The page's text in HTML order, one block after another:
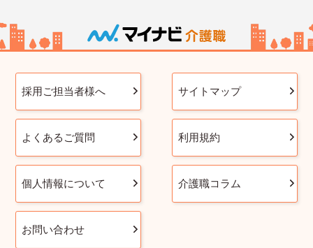
採用ご担当者様へ サイトマップ
よくあるご質問 利用規約
個人情報について 介護職コラム
お問い合わせ